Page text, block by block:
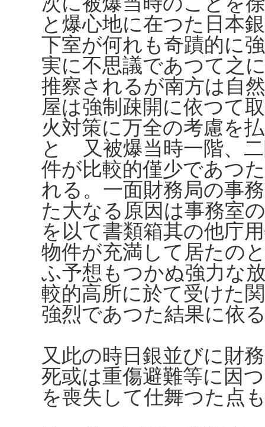
と爆心地に在つた日本
下室が何れも奇蹟的に
実に不思議であつて之
推察されるが南方は自
屋は強制疎開に依つて
火対策に万全の考慮を
とゝ又被爆当時一階、
件が比較的僅少であつ
れる。一面財務局の事
た大なる原因は事務室
を以て書類箱其の他庁
物件が充満して居たの
ふ予想もつかぬ強力な
較的高所に於て受けた
強烈であつた結果に依
又此の時日銀並びに財
死或は重傷避難等に因
を喪失して仕舞つた点